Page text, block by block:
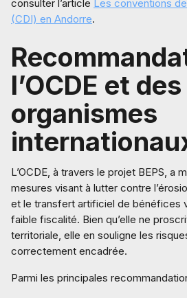
consulter l’article Les conventions
(CDI) en Andorre.
l’OCDE et des
organismes
L’OCDE, à travers le projet BEPS, a
mesures visant à lutter contre
et le transfert artificiel de bénéfices
faible fiscalité. Bien qu’elle ne
territoriale, elle en souligne les
correctement encadrée.
Parmi les principales